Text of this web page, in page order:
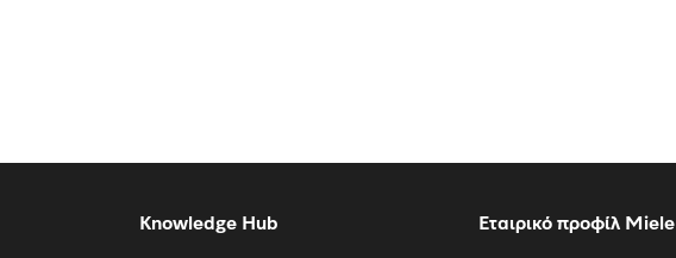
Knowledge Hub Εταιρικό προφίλ Miele